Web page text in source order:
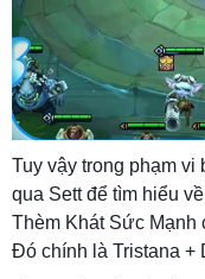
Tuy vậy trong phạm vi
qua Sett để tìm hiểu
Thèm Khát Sức Mạnh
Đó chính là Tristana +